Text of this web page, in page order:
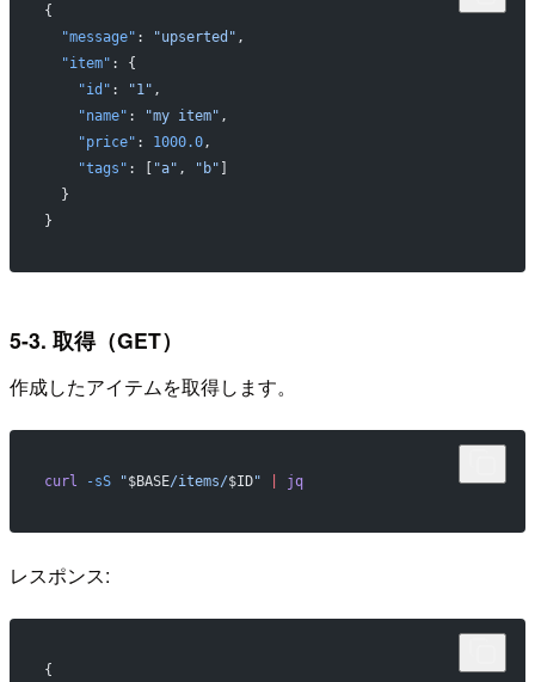
{
  "message"
: "upserted" ,
  "item"
: {
    "id"
: "1" ,
    "name"
: "my item" ,
    "price"
: 1000.0,
    "tags"
: [ "a" , "b"
  }
}
5-3. 取得（GET）
作成したアイテムを取得します。
curl -sS "$BASE/items/$ID" jq
レスポンス:
{